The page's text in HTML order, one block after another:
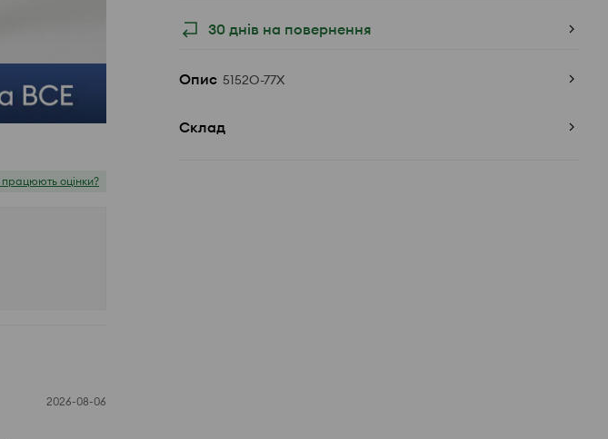
30 днів на повернення
Опис 5152O-77X
Склад
оцінки?
2026-08-06